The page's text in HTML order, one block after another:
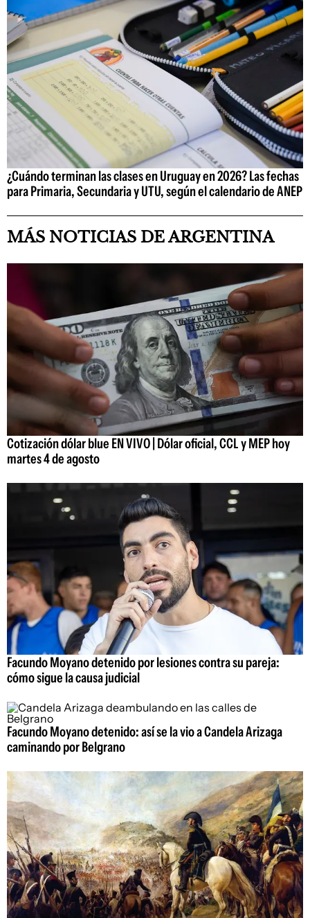
¿Cuándo terminan las clases en Uruguay en 2026? Las fechas
para Primaria, Secundaria y UTU, según el calendario de ANEP
MÁS NOTICIAS DE ARGENTINA
Cotización dólar blue EN VIVO | Dólar oficial, CCL y MEP hoy
martes 4 de agosto
Facundo Moyano detenido por lesiones contra su pareja:
cómo sigue la causa judicial
Facundo Moyano detenido: así se la vio a Candela Arizaga
caminando por Belgrano